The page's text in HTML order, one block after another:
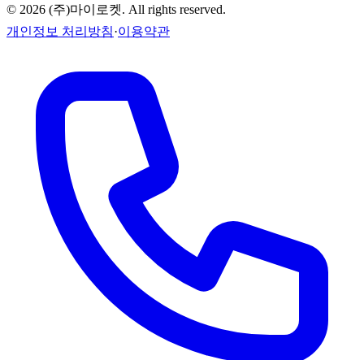
© 2026 (주)마이로켓. All rights reserved.
개인정보 처리방침·이용약관